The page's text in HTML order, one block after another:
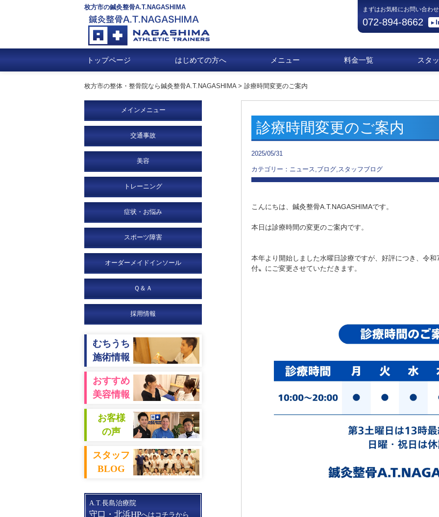
枚方市の鍼灸整骨A.T.NAGASHIMA まずはお気軽にお問い合わ
072-894-8662
トップページ はじめての方へ メニュー 料金一覧 スタ
枚方市の整体・整骨院なら鍼灸整骨A.T.NAGASHIMA> 診療時間変更のご案内
診療時間変更のご案内
2025/05/31
カテゴリー：ニュース,ブログ,スタッフブログ
こんにちは、鍼灸整骨A.T.NAGASHIMAです。
本日は診療時間の変更のご案内です。
本年より開始しました水曜日診療ですが、好評につき、令
付〟にご変更させていただきます。
メインメニュー
交通事故
美容
トレーニング
症状・お悩み
スポーツ障害
オーダーメイドインソール
Ｑ＆Ａ
採用情報
むちうち
施術情報
おすすめ
美容情報
お客様
の声
スタッフ
BLOG
A.T.長島治療院
守口・北浜HPへはコチラから